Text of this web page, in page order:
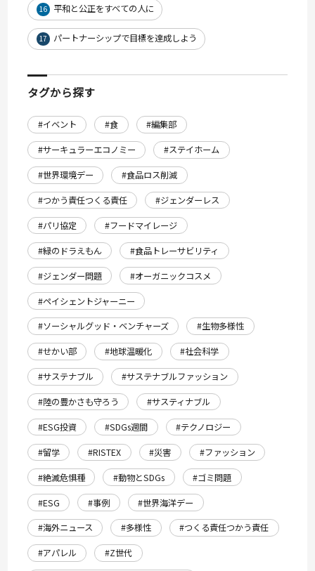
16 平和と公正をすべての人に
17 パートナーシップで目標を達成しよう
タグから探す
#イベント #食
#編集部
#サーキュラーエコノミー
#ステイホーム
#世界環境デー
#食品ロス削減
#つかう責任つくる責任
#ジェンダーレス
#パリ協定
#フードマイレージ
#緑のドラえもん
#食品トレーサビリティ
#ジェンダー問題
#オーガニックコスメ
#ペイシェントジャーニー
#ソーシャルグッド・ベンチャーズ
#生物多様性
#せかい部
#地球温暖化
#社会科学
#サステナブル
#サステナブルファッション
#陸の豊かさも守ろう
#サスティナブル
#ESG投資
#SDGs週間
#テクノロジー
#留学
#RISTEX #災害
#ファッション
#絶滅危惧種
#動物とSDGs
#ゴミ問題
#ESG
#事例
#世界海洋デー
#海外ニュース
#多様性
#つくる責任つかう責任
#アパレル
#Z世代